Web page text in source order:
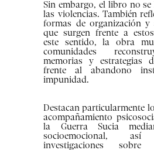
Sin embargo, el libro no
las violencias. También
formas de organización y
que surgen frente a
este sentido, la obra
comunidades
memorias y estrategias
frente al abandono
impunidad.
Destacan particularmente
acompañamiento
la Guerra Sucia
socioemocional,
investigaciones